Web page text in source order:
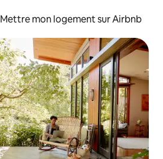
Mettre mon logement sur Airbnb